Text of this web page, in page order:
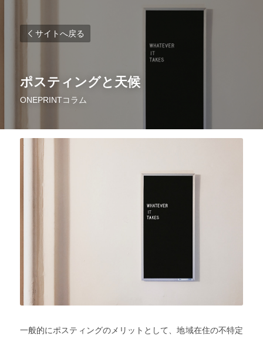
サイトへ戻る
ポスティングと天候
ONEPRINTコラム
一般的にポスティングのメリットとして、地域在住の不特定